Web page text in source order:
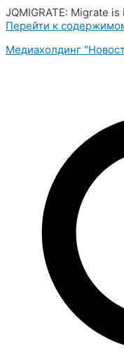
JQMIGRATE: Migrate
Перейти к
Медиахолдинг